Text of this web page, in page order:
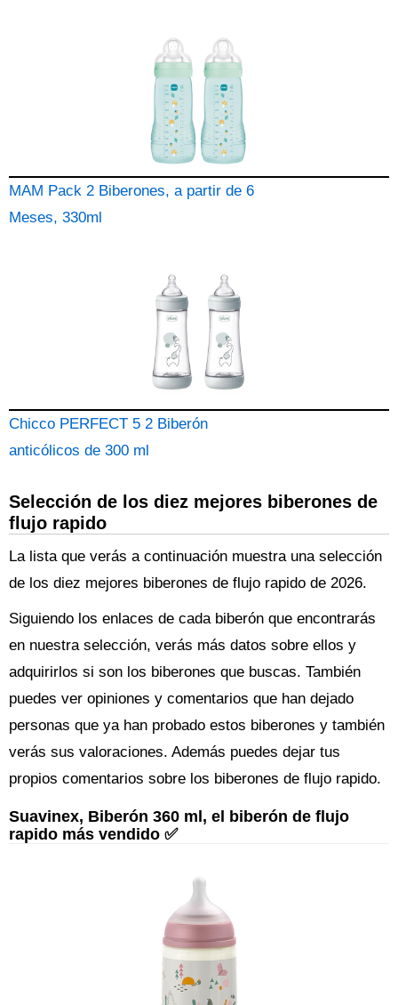
MAM Pack 2 Biberones, a partir de 6
Meses, 330ml
Chicco PERFECT 5 2 Biberón
anticólicos de 300 ml
Selección de los diez mejores biberones de
flujo rapido
La lista que verás a continuación muestra una selección
de los diez mejores biberones de flujo rapido de 2026.
Siguiendo los enlaces de cada biberón que encontrarás
en nuestra selección, verás más datos sobre ellos y
adquirirlos si son los biberones que buscas. También
puedes ver opiniones y comentarios que han dejado
personas que ya han probado estos biberones y también
verás sus valoraciones. Además puedes dejar tus
propios comentarios sobre los biberones de flujo rapido.
Suavinex, Biberón 360 ml, el biberón de flujo
rapido más vendido ✅